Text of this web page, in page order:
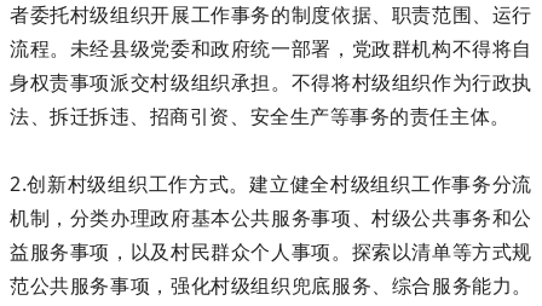
者委托村级组织开展工作事务的制度依据、职责范围、运行
流程。未经县级党委和政府统一部署，党政群机构不得将自
身权责事项派交村级组织承担。不得将村级组织作为行政执
法、拆迁拆违、招商引资、安全生产等事务的责任主体。
2.创新村级组织工作方式。建立健全村级组织工作事务分流
机制，分类办理政府基本公共服务事项、村级公共事务和公
益服务事项，以及村民群众个人事项。探索以清单等方式规
范公共服务事项，强化村级组织兜底服务、综合服务能力。